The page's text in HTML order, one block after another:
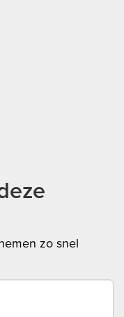
zo snel